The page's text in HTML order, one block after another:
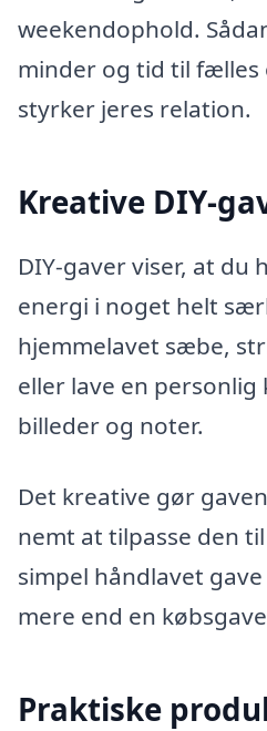
weekendophold.
minder og tid til fælles
styrker jeres relation.
Kreative DIY-
DIY-gaver viser, at du
energi i noget helt
hjemmelavet sæbe,
eller lave en personlig
billeder og noter.
Det kreative gør
nemt at tilpasse den
simpel håndlavet
mere end en
Praktiske